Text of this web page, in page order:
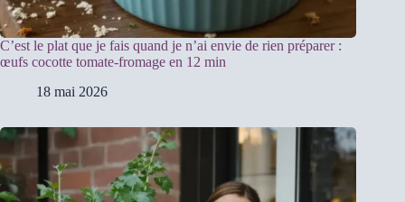
C’est le plat que je fais quand je n’ai envie de rien préparer :
œufs cocotte tomate-fromage en 12 min
18 mai 2026